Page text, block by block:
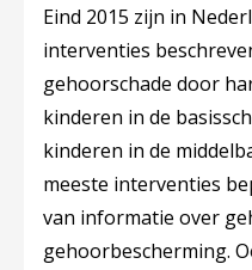
Eind 2015 zijn in
interventies
gehoorschade door
kinderen in de
kinderen in de
meeste interventies
van informatie over
gehoorbescherming.